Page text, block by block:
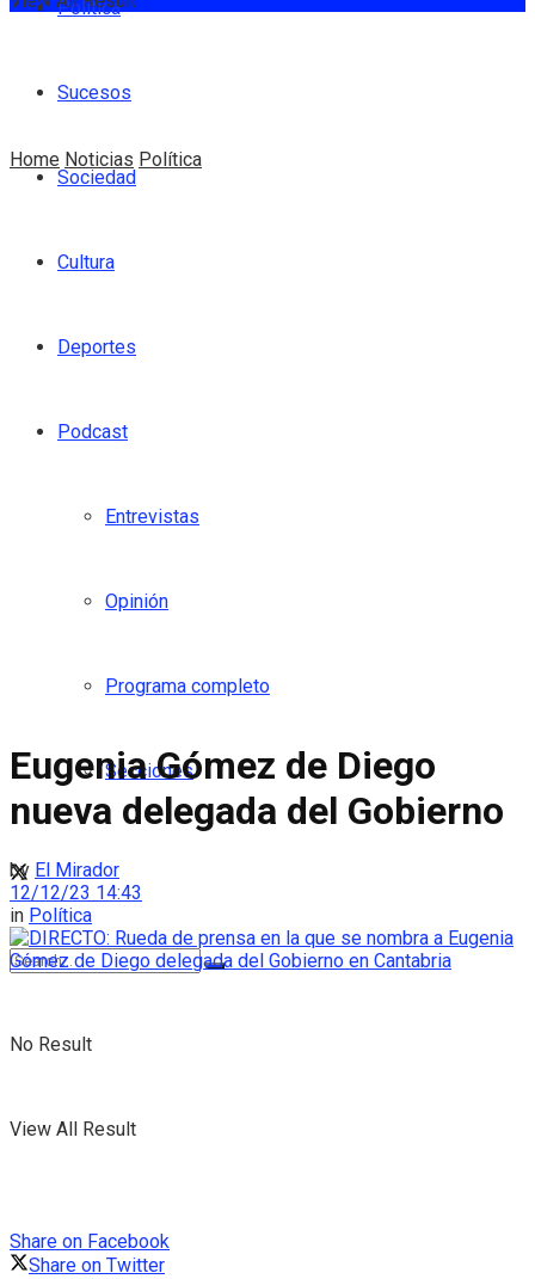
Política
Sucesos
Sociedad
Cultura
Deportes
Podcast
Entrevistas
Opinión
Programa completo
Secciones
No Result
View All Result
Home Noticias Política
Eugenia Gómez de Diego
nueva delegada del Gobierno
by El Mirador
12/12/23 14:43
in Política
Share on Facebook
Share on Twitter